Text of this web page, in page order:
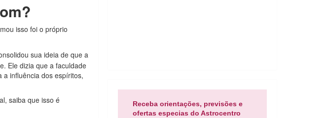
isso foi o próprio
sua ideia de que a
Ele dizia que a faculdade
a influência dos espíritos,
saiba que isso é
Receba orientações, previsões e
ofertas especias do Astrocentro